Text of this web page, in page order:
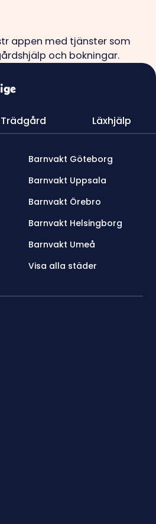
Trädgård Läxhjälp
Barnvakt Göteborg
Barnvakt Uppsala
Barnvakt Örebro
Barnvakt Helsingborg
Barnvakt Umeå
Visa alla städer